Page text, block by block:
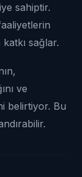
sahiptir.
sağlar.
ve
belirtiyor. Bu